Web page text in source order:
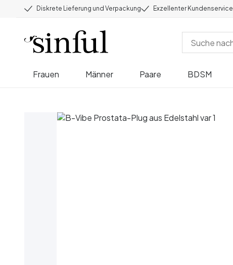
Diskrete Lieferung und Verpackung Exzellenter Kundenservice
Frauen Männer Paare BDSM